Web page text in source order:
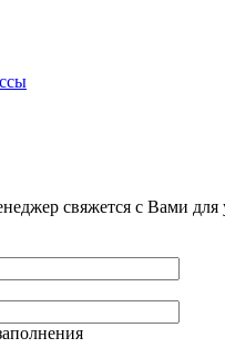
свяжется с Вами для